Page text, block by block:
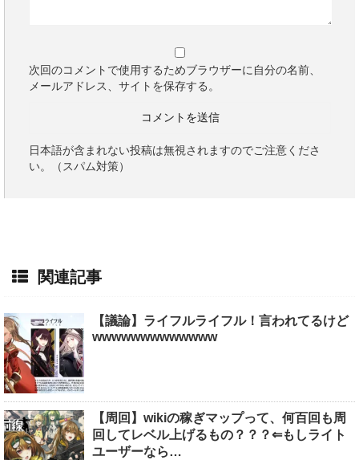
次回のコメントで使用するためブラウザーに自分の名前、
メールアドレス、サイトを保存する。
日本語が含まれない投稿は無視されますのでご注意くださ
い。（スパム対策）
関連記事
【議論】ライフルライフル！言われてるけど
wwwwwwwwwwwww
【周回】wikiの稼ぎマップって、何百回も周
回してレベル上げるもの？？？⇐もしライト
ユーザーなら…